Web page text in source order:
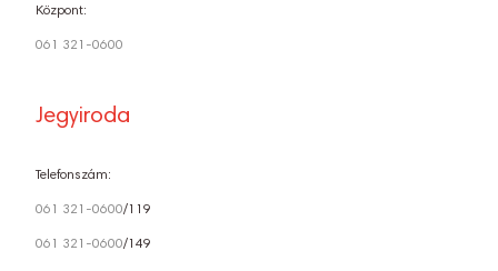
Központ:
061 321-0600
Jegyiroda
Telefonszám:
061 321-0600/119
061 321-0600/149